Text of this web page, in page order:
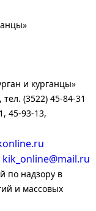
и курганцы»
(3522) 45-84-31
45-93-13,
kik_online@mail.ru
по надзору в
и массовых